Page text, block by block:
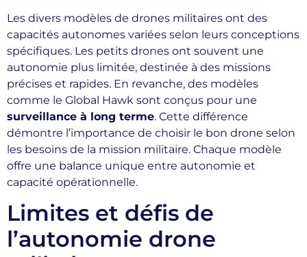
Les divers modèles de drones militaires ont des
capacités autonomes variées selon leurs conceptions
spécifiques. Les petits drones ont souvent une
autonomie plus limitée, destinée à des missions
précises et rapides. En revanche, des modèles
comme le Global Hawk sont conçus pour une
surveillance à long terme. Cette différence
démontre l’importance de choisir le bon drone selon
les besoins de la mission militaire. Chaque modèle
offre une balance unique entre autonomie et
capacité opérationnelle.
Limites et défis de
l’autonomie drone